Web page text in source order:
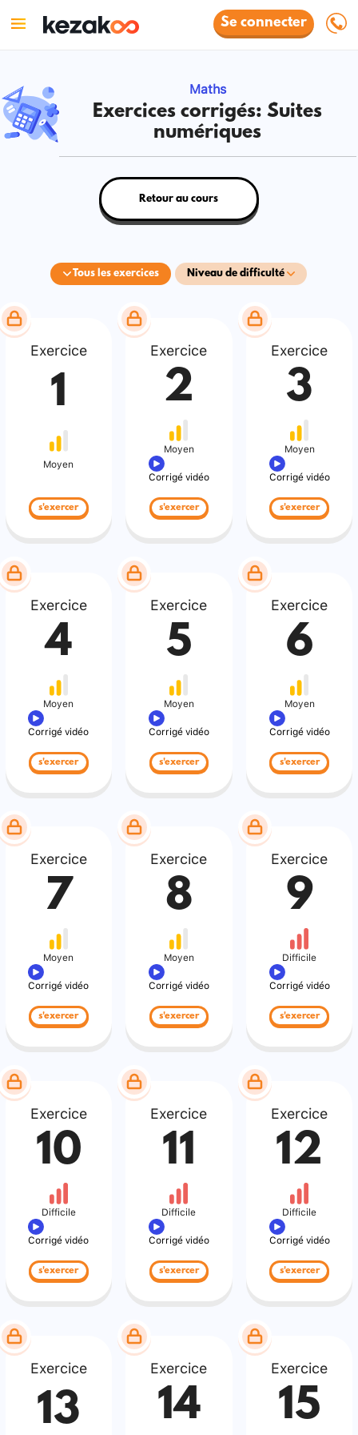
Se connecter
Maths
Exercices corrigés: Suites
numériques
Tous les exercices Niveau de difficulté
Retour au cours
Exercice
1
Moyen
s'exercer
Exercice
2
Moyen
Corrigé vidéo
s'exercer
Exercice
3
Moyen
Corrigé vidéo
s'exercer
Exercice
4
Moyen
Corrigé vidéo
s'exercer
Exercice
5
Moyen
Corrigé vidéo
s'exercer
Exercice
6
Moyen
Corrigé vidéo
s'exercer
Exercice
7
Moyen
Corrigé vidéo
s'exercer
Exercice
8
Moyen
Corrigé vidéo
s'exercer
Exercice
9
Difficile
Corrigé vidéo
s'exercer
Exercice
10
Difficile
Corrigé vidéo
s'exercer
Exercice
11
Difficile
Corrigé vidéo
s'exercer
Exercice
12
Difficile
Corrigé vidéo
s'exercer
Exercice
13
Exercice
14
Exercice
15